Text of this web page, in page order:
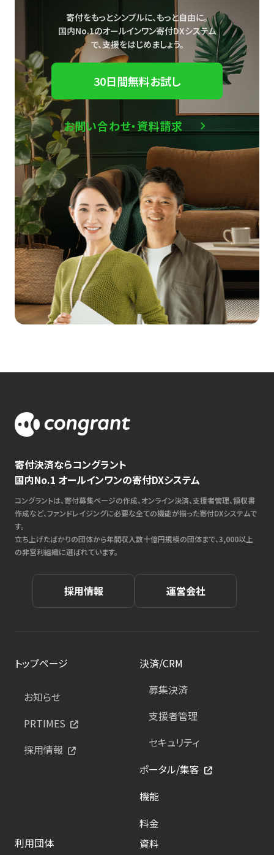
寄付をもっとシンプルに、もっと自由に。
国内No.1のオールインワン寄付DXシステム
で、支援をはじめましょう。
30日間無料お試し
お問い合わせ・資料請求
寄付決済ならコングラント
国内No.1 オールインワンの寄付DXシステム
コングラントは、寄付募集ページの作成、オンライン決済、支援者管理、領収書
作成など、ファンドレイジングに必要な全ての機能が揃った寄付DXシステムで
す。
立ち上げたばかりの団体から年間収入数十億円規模の団体まで、3,000以上
の非営利組織に選ばれています。
採用情報 運営会社
トップページ
お知らせ
PRTIMES
採用情報
決済/CRM
募集決済
支援者管理
セキュリティ
ポータル/集客
機能
料金
利用団体
資料